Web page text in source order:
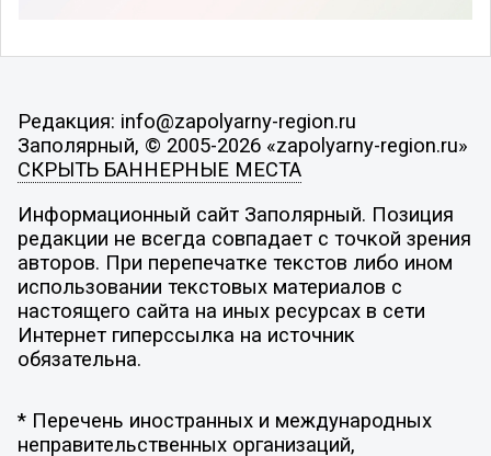
Редакция: info@zapolyarny-region.ru
Заполярный, © 2005-2026 «zapolyarny-region.ru»
СКРЫТЬ БАННЕРНЫЕ МЕСТА
Информационный сайт Заполярный. Позиция
редакции не всегда совпадает с точкой зрения
авторов. При перепечатке текстов либо ином
использовании текстовых материалов с
настоящего сайта на иных ресурсах в сети
Интернет гиперссылка на источник
обязательна.
* Перечень иностранных и международных
неправительственных организаций,